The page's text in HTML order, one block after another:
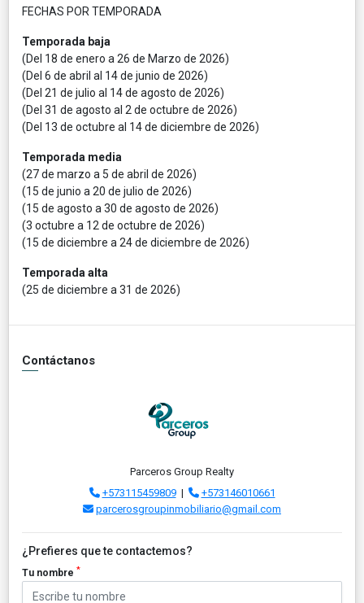
FECHAS POR TEMPORADA
Temporada baja
(Del 18 de enero a 26 de Marzo de 2026)
(Del 6 de abril al 14 de junio de 2026)
(Del 21 de julio al 14 de agosto de 2026)
(Del 31 de agosto al 2 de octubre de 2026)
(Del 13 de octubre al 14 de diciembre de 2026)
Temporada media
(27 de marzo a 5 de abril de 2026)
(15 de junio a 20 de julio de 2026)
(15 de agosto a 30 de agosto de 2026)
(3 octubre a 12 de octubre de 2026)
(15 de diciembre a 24 de diciembre de 2026)
Temporada alta
(25 de diciembre a 31 de 2026)
Contáctanos
Parceros Group Realty
+573115459809|
+573146010661
parcerosgroupinmobiliario@gmail.com
¿Prefieres que te contactemos?
Tu nombre *